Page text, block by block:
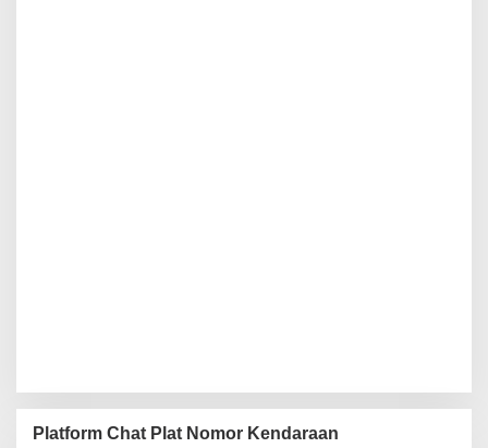
Platform Chat Plat Nomor Kendaraan